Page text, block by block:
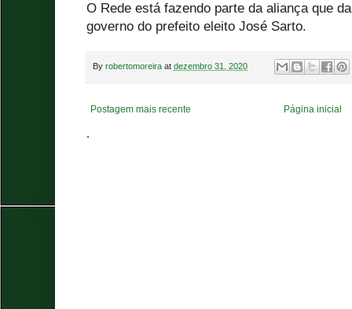
O Rede está fazendo parte da aliança que
governo do prefeito eleito José Sarto.
By robertomoreira at dezembro 31, 2020
Postagem mais recente Página inicial
.